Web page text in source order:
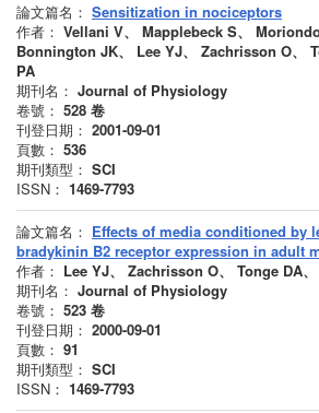
論文篇名： Sensitization in nociceptors
作者： Vellani V、 Mapplebeck S、 Moriondo
Bonnington JK、 Lee YJ、 Zachrisson O、
PA
期刊名： Journal of Physiology
卷號： 528 卷
刊登日期： 2001-09-01
頁數： 536
期刊類型： SCI
ISSN： 1469-7793
論文篇名： Effects of media conditioned by
bradykinin B2 receptor expression in adult
作者： Lee YJ、 Zachrisson O、 Tonge DA
期刊名： Journal of Physiology
卷號： 523 卷
刊登日期： 2000-09-01
頁數： 91
期刊類型： SCI
ISSN： 1469-7793